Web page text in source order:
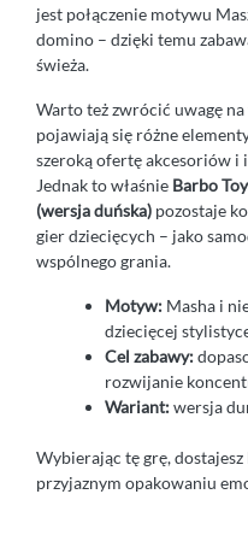
jest połączenie motywu
domino – dzięki temu
świeża.
Warto też zwrócić uwagę
pojawiają się różne
szeroką ofertę akcesoriów i
Jednak to właśnie Barbo
(wersja duńska) pozostaje
gier dziecięcych – jako
wspólnego grania.
Motyw: Masha i
dziecięcej
Cel zabawy:
rozwijanie
Wariant:wersja
Wybierając tę grę,
przyjaznym opakowaniu